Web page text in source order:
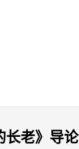
长老》导论